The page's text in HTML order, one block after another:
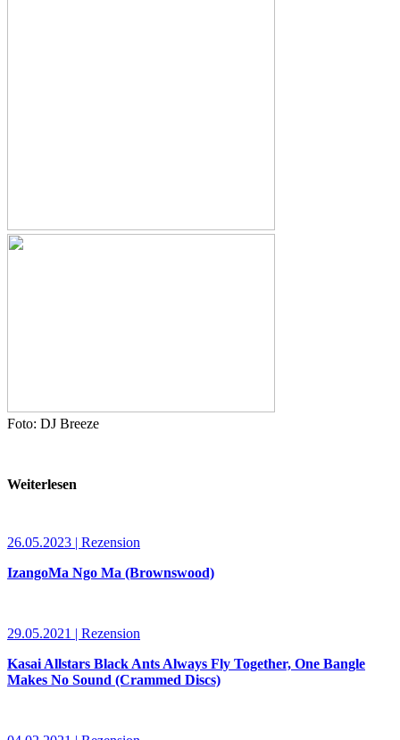
Foto: DJ Breeze
Weiterlesen
26.05.2023 | Rezension
IzangoMa Ngo Ma (Brownswood)
29.05.2021 | Rezension
Kasai Allstars Black Ants Always Fly Together, One Bangle
Makes No Sound (Crammed Discs)